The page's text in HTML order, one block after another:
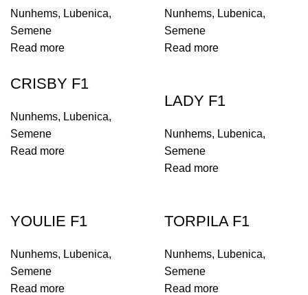
Nunhems, Lubenica,
Semene
Read more
Nunhems, Lubenica,
Semene
Read more
CRISBY F1
Nunhems, Lubenica,
Semene
Read more
LADY F1
Nunhems, Lubenica,
Semene
Read more
YOULIE F1
Nunhems, Lubenica,
Semene
Read more
TORPILA F1
Nunhems, Lubenica,
Semene
Read more